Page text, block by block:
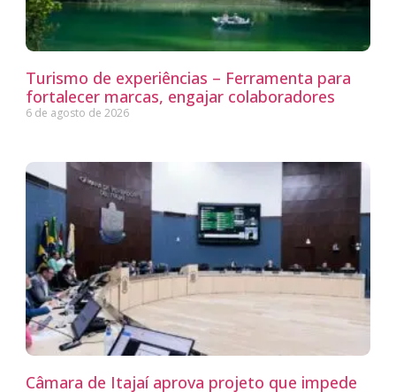
Turismo de experiências – Ferramenta para
fortalecer marcas, engajar colaboradores
6 de agosto de 2026
Câmara de Itajaí aprova projeto que impede